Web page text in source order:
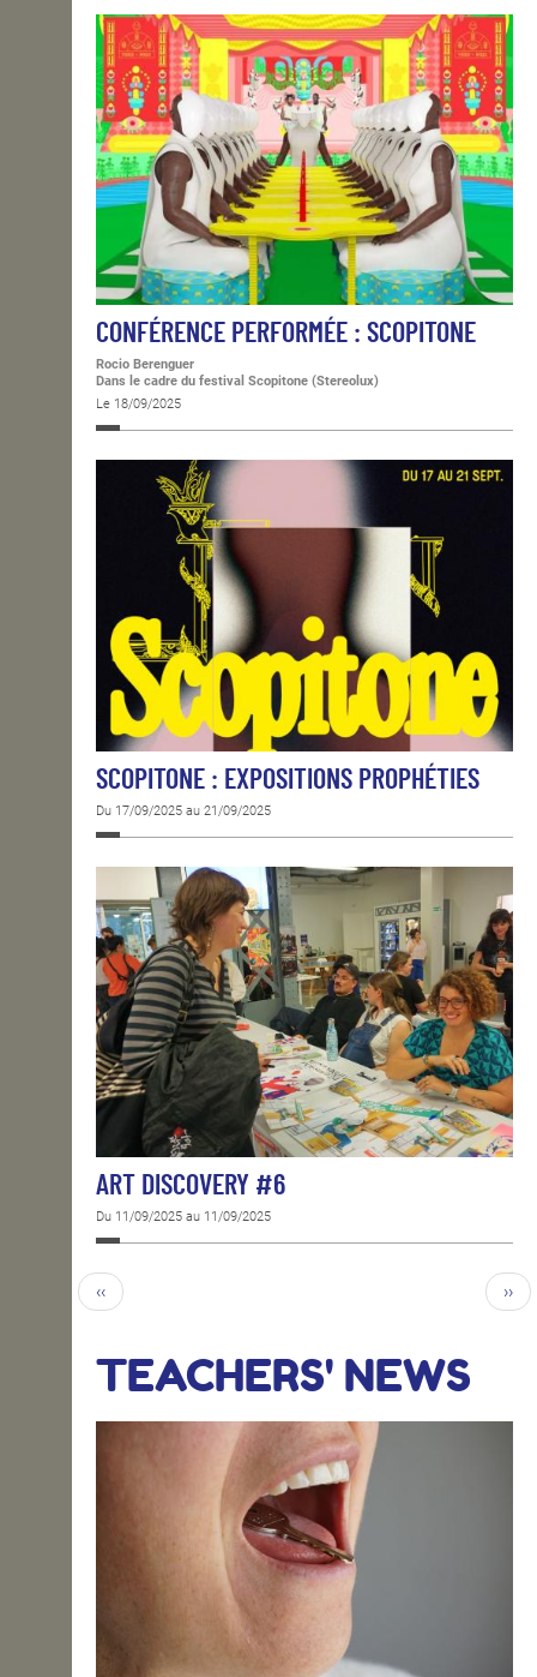
CONFÉRENCE PERFORMÉE : SCOPITONE
Rocio Berenguer
Dans le cadre du festival Scopitone (Stereolux)
Le 18/09/2025
SCOPITONE : EXPOSITIONS PROPHÉTIES
Du 17/09/2025 au 21/09/2025
ART DISCOVERY #6
Du 11/09/2025 au 11/09/2025
‹‹ ››
TEACHERS' NEWS